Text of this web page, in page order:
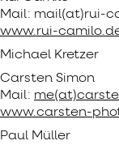
Mail: mail(at)rui-
www.rui-
Michael Kretzer
Carsten Simon
Mail:
www.carsten-
Paul Müller